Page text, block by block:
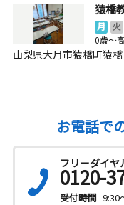
猿橋
月 火
0歳～
山梨県大月市猿橋町
お電話で
フリーダイヤ
0120-
受付時間 9:30